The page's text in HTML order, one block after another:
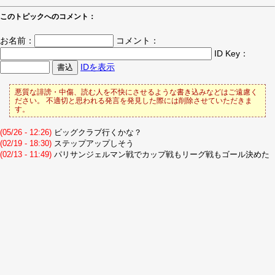
このトピックへのコメント：
お名前：
コメント：
ID Key：
IDを表示
悪質な誹謗・中傷、読む人を不快にさせるような書き込みなどはご遠慮く
ださい。 不適切と思われる発言を発見した際には削除させていただきま
す。
(05/26 - 12:26) ビッグクラブ行くかな？
(02/19 - 18:30) ステップアップしそう
(02/13 - 11:49) パリサンジェルマン戦でカップ戦もリーグ戦もゴール決めた